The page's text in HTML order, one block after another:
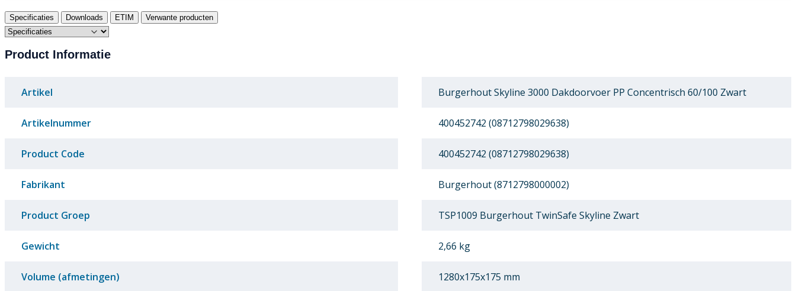
Specificaties Downloads ETIM Verwante producten
Product Informatie
Artikel Burgerhout Skyline 3000 Dakdoorvoer PP Concentrisch 60/100 Zwart
Artikelnummer 400452742 (08712798029638)
Product Code 400452742 (08712798029638)
Fabrikant Burgerhout (8712798000002)
Product Groep TSP1009 Burgerhout TwinSafe Skyline Zwart
Gewicht 2,66 kg
Volume (afmetingen) 1280x175x175 mm